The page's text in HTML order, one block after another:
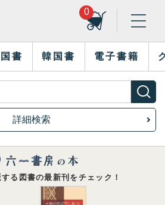
0
書 韓国書 電子書籍
詳細検索
る図書の最新刊をチェック！